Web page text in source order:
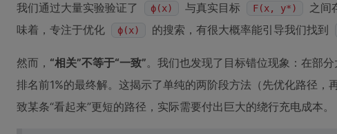
我们通过大量实验验证了 ϕ(x) 与真实目标 F(x, y*)
之间
味着，专注于优化
ϕ(x) 的搜索，有很大概率能引导我们找到
然而， “相关”不等于“一致”。我们也发现了目标错位现象：在部分
排名前1%的最终解。这揭示了单纯的两阶段方法（先优化路径
致某条“看起来”更短的路径，实际需要付出巨大的绕行充电成本。